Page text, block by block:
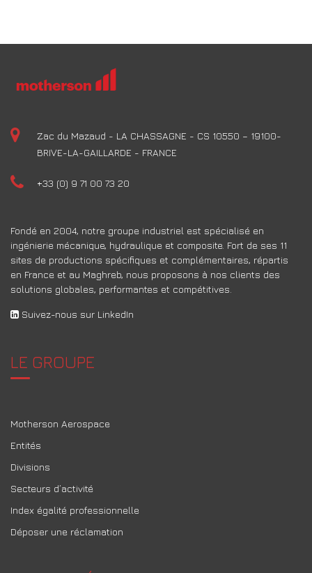
Zac du Mazaud - LA CHASSAGNE - CS 10550 – 19100-
BRIVE-LA-GAILLARDE - FRANCE
+33 (0) 9 71 00 73 20
Fondé en 2004, notre groupe industriel est spécialisé en
ingénierie mécanique, hydraulique et composite. Fort de ses 11
sites de productions spécifiques et complémentaires, répartis
en France et au Maghreb, nous proposons à nos clients des
solutions globales, performantes et compétitives.
Suivez-nous sur LinkedIn
LE GROUPE
Motherson Aerospace
Entités
Divisions
Secteurs d’activité
Index égalité professionnelle
Déposer une réclamation